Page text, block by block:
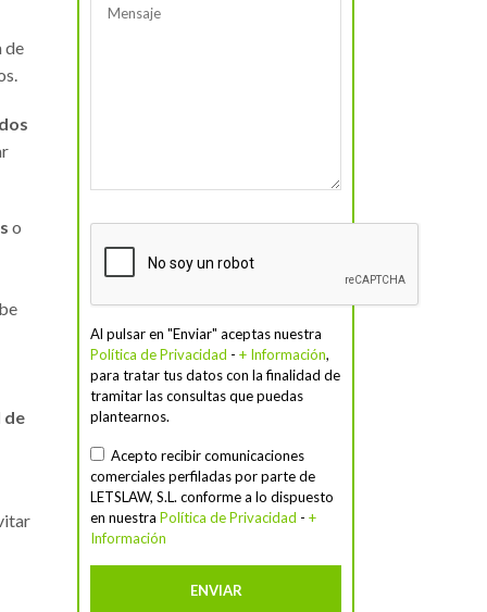
de
o
de
Al pulsar en "Enviar" aceptas nuestra
Política de Privacidad - + Información,
para tratar tus datos con la finalidad de
tramitar las consultas que puedas
plantearnos.
Acepto recibir comunicaciones
comerciales perfiladas por parte de
LETSLAW, S.L. conforme a lo dispuesto
en nuestra Política de Privacidad - +
Información